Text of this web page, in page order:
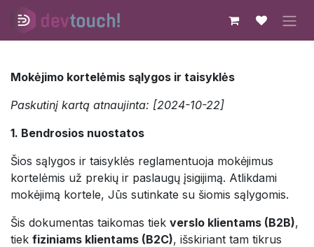
Skip to Content
Mokėjimo kortelėmis sąlygos ir taisyklės
Paskutinį kartą atnaujinta: [2024-10-22]
1. Bendrosios nuostatos
Šios sąlygos ir taisyklės reglamentuoja mokėjimus
kortelėmis už prekių ir paslaugų įsigijimą. Atlikdami
mokėjimą kortele, Jūs sutinkate su šiomis sąlygomis.
Šis dokumentas taikomas tiek verslo klientams (B2B),
tiek fiziniams klientams (B2C), išskiriant tam tikrus